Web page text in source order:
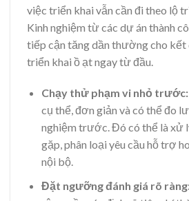
việc triển khai vẫn cần đi theo lộ
Kinh nghiệm từ các dự án thành
tiếp cận tăng dần thường cho
triển khai ồ ạt ngay từ đầu.
Chạy thử phạm vi nhỏ trước:
cụ thể, đơn giản và có thể đo
nghiệm trước. Đó có thể là xử
gặp, phân loại yêu cầu hỗ trợ
nội bộ.
Đặt ngưỡng đánh giá rõ